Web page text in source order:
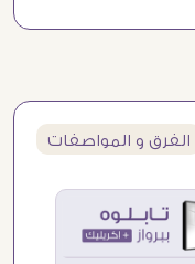
الفرق و المواصفات